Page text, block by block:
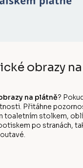
obrazy
na plátně?
Přitáhne
toaletním stolkem,
po stranách,